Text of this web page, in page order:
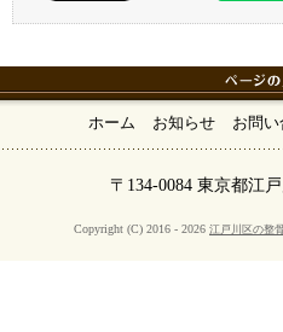
ホーム お知らせ お問
〒134-0084 東京都江
Copyright (C) 2016 - 2026 江戸川区の整